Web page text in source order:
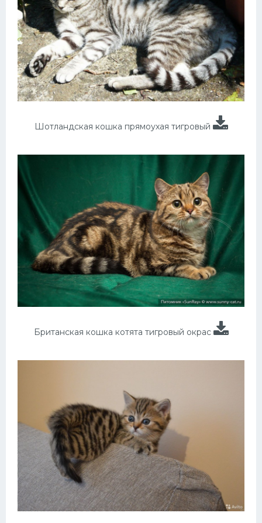
Шотландская кошка прямоухая тигровый
Британская кошка котята тигровый окрас